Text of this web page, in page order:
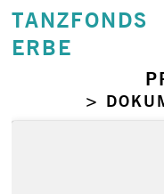
TANZFONDS
ERBE
>